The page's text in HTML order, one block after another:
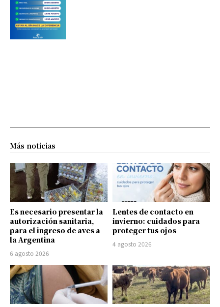
Más noticias
Es necesario presentar la
autorización sanitaria,
para el ingreso de aves a
la Argentina
6 agosto 2026
Lentes de contacto en
invierno: cuidados para
proteger tus ojos
4 agosto 2026